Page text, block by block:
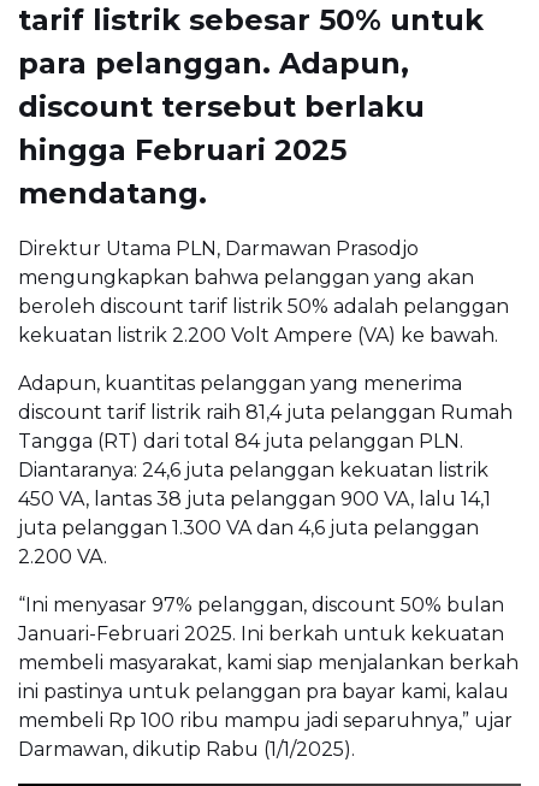
tarif listrik sebesar 50% untuk
para pelanggan. Adapun,
discount tersebut berlaku
hingga Februari 2025
mendatang.
Direktur Utama PLN, Darmawan Prasodjo
mengungkapkan bahwa pelanggan yang akan
beroleh discount tarif listrik 50% adalah pelanggan
kekuatan listrik 2.200 Volt Ampere (VA) ke bawah.
Adapun, kuantitas pelanggan yang menerima
discount tarif listrik raih 81,4 juta pelanggan Rumah
Tangga (RT) dari total 84 juta pelanggan PLN.
Diantaranya: 24,6 juta pelanggan kekuatan listrik
450 VA, lantas 38 juta pelanggan 900 VA, lalu 14,1
juta pelanggan 1.300 VA dan 4,6 juta pelanggan
2.200 VA.
“Ini menyasar 97% pelanggan, discount 50% bulan
Januari-Februari 2025. Ini berkah untuk kekuatan
membeli masyarakat, kami siap menjalankan berkah
ini pastinya untuk pelanggan pra bayar kami, kalau
membeli Rp 100 ribu mampu jadi separuhnya,” ujar
Darmawan, dikutip Rabu (1/1/2025).